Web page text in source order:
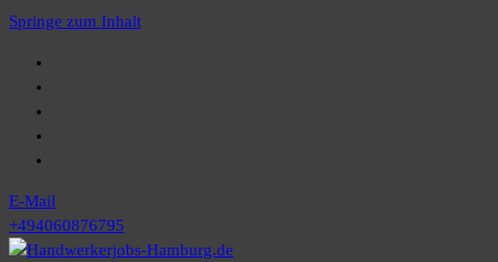
Springe zum Inhalt
E-Mail
+494060876795